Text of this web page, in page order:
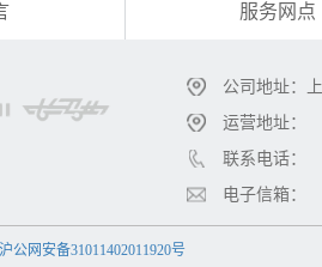
服务网点
公司地址：
运营地址：
联系电话：
电子信箱：
沪公网安备31011402011920号